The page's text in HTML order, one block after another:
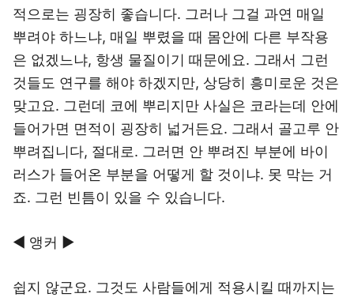
적으로는 굉장히 좋습니다. 그러나 그걸 과연 매일
뿌려야 하느냐, 매일 뿌렸을 때 몸안에 다른 부작용
은 없겠느냐, 항생 물질이기 때문에요. 그래서 그런
것들도 연구를 해야 하겠지만, 상당히 흥미로운 것은
맞고요. 그런데 코에 뿌리지만 사실은 코라는데 안에
들어가면 면적이 굉장히 넓거든요. 그래서 골고루 안
뿌려집니다, 절대로. 그러면 안 뿌려진 부분에 바이
러스가 들어온 부분을 어떻게 할 것이냐. 못 막는 거
죠. 그런 빈틈이 있을 수 있습니다.
◀ 앵커 ▶
쉽지 않군요. 그것도 사람들에게 적용시킬 때까지는